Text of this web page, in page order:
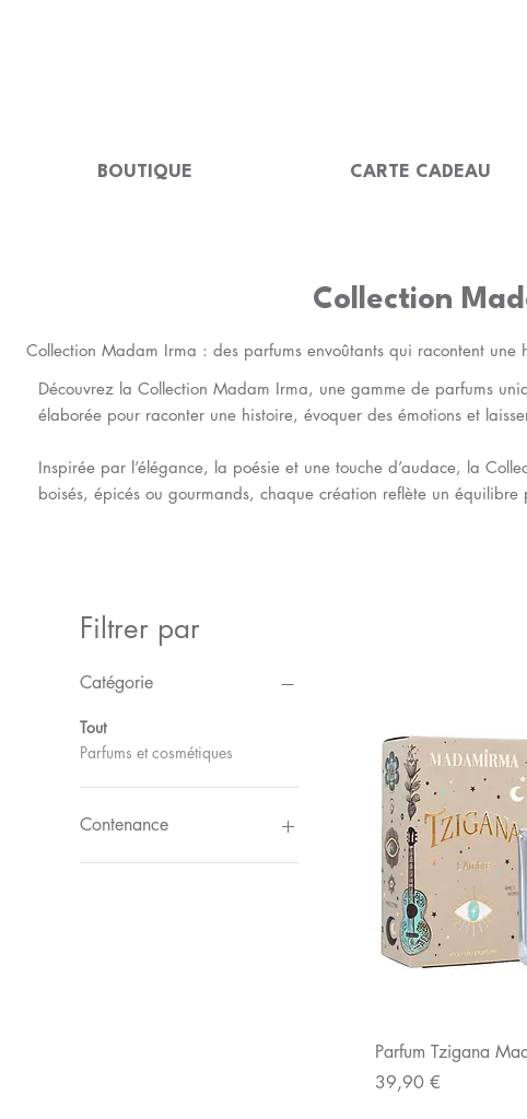
BOUTIQUE CARTE CADEAU
Collection
Collection Madam Irma : des parfums envoûtants qui racontent une
Découvrez la Collection Madam Irma, une gamme de parfums
élaborée pour raconter une histoire, évoquer des émotions et
Inspirée par l’élégance, la poésie et une touche d’audace, la
boisés, épicés ou gourmands, chaque création reflète un
Filtrer par
Catégorie
Tout
Parfums et cosmétiques
Contenance
100 ml
Aperçu
Parfum Tzigana
Prix
39,90 €